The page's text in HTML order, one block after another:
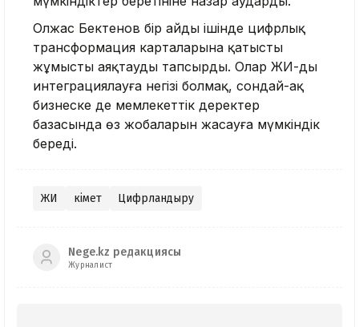
Олжас Бектенов бір айдың ішінде цифрлық
трансформация карталарына қатысты
жұмысты аяқтауды тапсырды. Олар ЖИ-ды
интеграциялауға негізі болмақ, сондай-ақ
бизнеске де мемлекеттік деректер
базасында өз жобаларын жасауға мүмкіндік
береді.
ЖИ Үкімет Цифрландыру
Nege.kz редакциясы
Журналист